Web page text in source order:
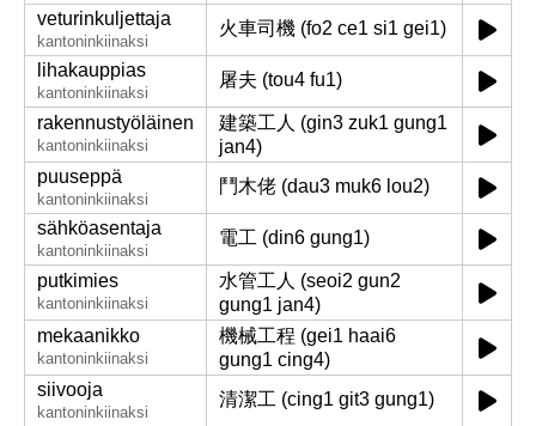
veturinkuljettaja
kantoninkiinaksi
火車司機 (fo2 ce1 si1 gei1)
lihakauppias
kantoninkiinaksi
屠夫 (tou4 fu1)
rakennustyöläinen
kantoninkiinaksi
建築工人 (gin3 zuk1 gung1
jan4)
puuseppä
kantoninkiinaksi
鬥木佬 (dau3 muk6 lou2)
sähköasentaja
kantoninkiinaksi
電工 (din6 gung1)
putkimies
kantoninkiinaksi
水管工人 (seoi2 gun2
gung1 jan4)
mekaanikko
kantoninkiinaksi
機械工程 (gei1 haai6
gung1 cing4)
siivooja
kantoninkiinaksi
清潔工 (cing1 git3 gung1)